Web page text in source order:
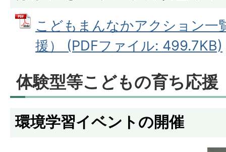
こどもまんなかアクション一
援） (PDFファイル: 499.7KB)
体験型等こどもの育ち応援
環境学習イベントの開催